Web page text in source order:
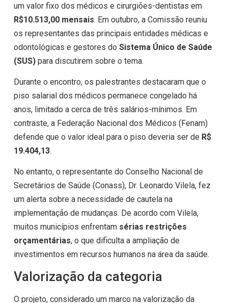
um valor fixo dos médicos e cirurgiões-dentistas em
R$10.513,00 mensais. Em outubro, a Comissão reuniu
os representantes das principais entidades médicas e
odontológicas e gestores do Sistema Único de Saúde
(SUS)para discutirem sobre o tema.
Durante o encontro, os palestrantes destacaram que o
piso salarial dos médicos permanece congelado há
anos, limitado a cerca de três salários-mínimos. Em
contraste, a Federação Nacional dos Médicos (Fenam)
defende que o valor ideal para o piso deveria ser de R$
19.404,13.
No entanto, o representante do Conselho Nacional de
Secretários de Saúde (Conass), Dr. Leonardo Vilela, fez
um alerta sobre a necessidade de cautela na
implementação de mudanças. De acordo com Vilela,
muitos municípios enfrentam sérias restrições
orçamentárias, o que dificulta a ampliação de
investimentos em recursos humanos na área da saúde.
Valorização da categoria
O projeto, considerado um marco na valorização da